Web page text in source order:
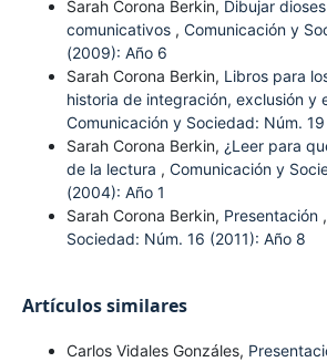
Sarah Corona Berkin, Dibujar
comunicativos , Comunicación y
(2009): Año 6
Sarah Corona Berkin, Libros para
historia de integración, exclusión y
Comunicación y Sociedad: Núm.
Sarah Corona Berkin, ¿Leer para
de la lectura , Comunicación y
(2004): Año 1
Sarah Corona Berkin, Presentación ,
Sociedad: Núm. 16 (2011): Año 8
Artículos similares
Carlos Vidales Gonzáles,